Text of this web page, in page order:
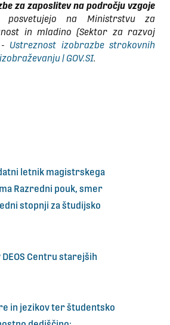
za zaposlitev na področju vzgoje
posvetujejo na Ministrstvu za
in mladino (Sektor za razvoj
Ustreznost izobrazbe strokovnih
| GOV.SI.
letnik magistrskega
Razredni pouk, smer
stopnji za študijsko
Centru starejših
in jezikov ter študentsko